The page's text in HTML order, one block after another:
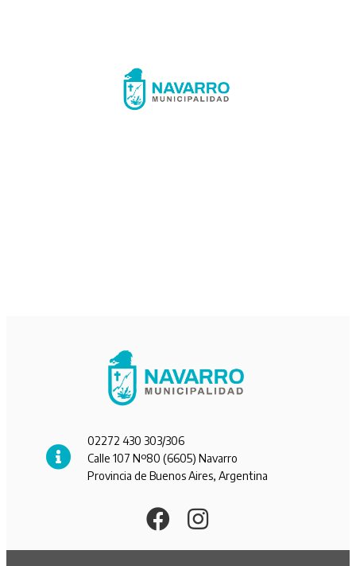
02272 430 303/306
Calle 107 Nº80 (6605) Navarro
Provincia de Buenos Aires, Argentina